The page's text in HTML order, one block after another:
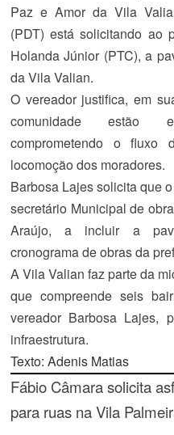
Paz e Amor da Vila
(PDT) está solicitando ao
Holanda Júnior (PTC), a
da Vila Valian.
O vereador justifica, em
comunidade estão
comprometendo o
locomoção dos moradores.
Barbosa Lajes solicita que
secretário Municipal de
Araújo, a incluir a
cronograma de obras da
A Vila Valian faz parte da
que compreende seis
vereador Barbosa Lajes,
infraestrutura.
Texto: Adenis Matias
Fábio Câmara solicita
para ruas na Vila